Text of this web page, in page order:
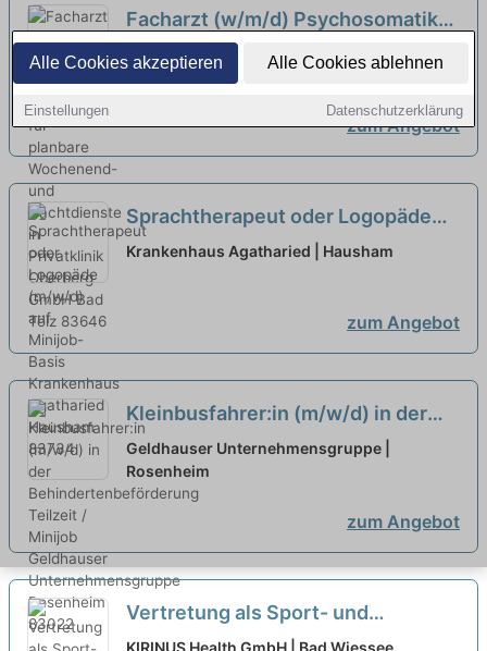
Alle Cookies akzeptieren Alle Cookies ablehnen
Einstellungen Datenschutzerklärung
Facharzt (w/m/d) Psychosomatik
oder Psychiatrie für planbare
Wochenend- und Nachtdienste in
Oberberg GmbH | Bad Tölz
zum Angebot
Sprachtherapeut oder Logopäde
(m/w/d) auf Minijob-Basis neu
Krankenhaus Agatharied | Hausham
zum Angebot
Kleinbusfahrer:in (m/w/d) in der
Behindertenbeförderung Teilzeit /
Minijob neu
Geldhauser Unternehmensgruppe |
Rosenheim
zum Angebot
Vertretung als Sport- und
Körpertherapeut (m/w/d) - Minijob